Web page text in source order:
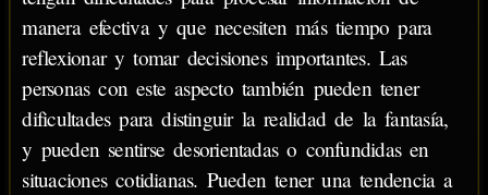
manera efectiva y que necesiten más tiempo para
reflexionar y tomar decisiones importantes. Las
personas con este aspecto también pueden tener
dificultades para distinguir la realidad de la fantasía,
y pueden sentirse desorientadas o confundidas en
situaciones cotidianas. Pueden tener una tendencia a